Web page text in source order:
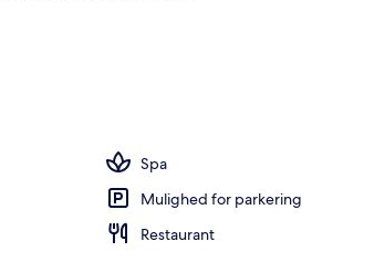
Spa
Mulighed for parkering
Restaurant